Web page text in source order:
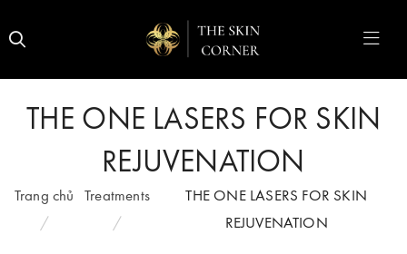
THE ONE LASERS FOR SKIN
REJUVENATION
Trang chủ Treatments
THE ONE LASERS FOR SKIN
REJUVENATION